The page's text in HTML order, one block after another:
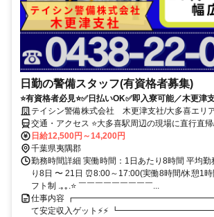
日勤の警備スタッフ(有資格者募集)
⭐有資格者必見⭐✅日払いOK✅即入寮可能／木更津
テイシン警備株式会社 木更津支社/大多喜エリ
交通・アクセス ⭐大多喜駅周辺の現場に直行直帰
移動の心配は不要です♪
日給12,500円～14,200円
千葉県夷隅郡
勤務時間詳細 実働時間：1日あたり8時間 平均勤
り8日 〜 21日 ⏰8:00～17:00(実働8時間/休憩1時
フト制 .｡｡.⭐ ￣￣￣￣￣￣￣￣￣...
仕事内容 ┏━━━━━━━━━━━━━━━━━┓
て安定収入ゲット⚡⚡